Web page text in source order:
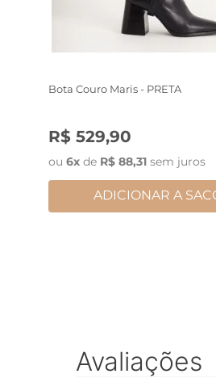
Bota Couro Maris - PRETA
R$ 529,90
ou 6x de R$ 88,31 sem juros
35 36
ADICIONAR A
Avaliações